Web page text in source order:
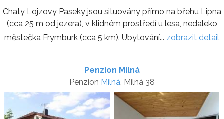
Chaty Lojzovy Paseky jsou situovány přímo na břehu Lipna
(cca 25 m od jezera), v klidném prostředí u lesa, nedaleko
městečka Frymburk (cca 5 km). Ubytování... zobrazit detail
Penzion Milná
Penzion Milná , Milná 38